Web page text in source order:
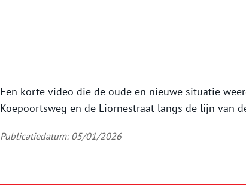
Een korte video die de oude en nieuwe situatie
Koepoortsweg en de Liornestraat langs de lijn van
Publicatiedatum: 05/01/2026